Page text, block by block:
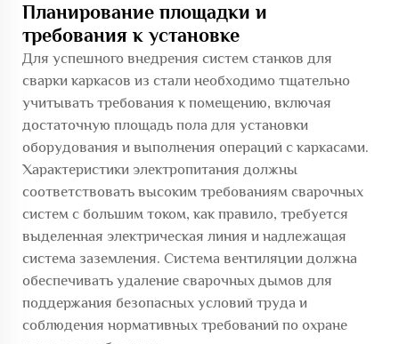
Планирование площадки и
требования к установке
Для успешного внедрения систем станков для
сварки каркасов из стали необходимо тщательно
учитывать требования к помещению, включая
достаточную площадь пола для установки
оборудования и выполнения операций с каркасами.
Характеристики электропитания должны
соответствовать высоким требованиям сварочных
систем с большим током, как правило, требуется
выделенная электрическая линия и надлежащая
система заземления. Система вентиляции должна
обеспечивать удаление сварочных дымов для
поддержания безопасных условий труда и
соблюдения нормативных требований по охране